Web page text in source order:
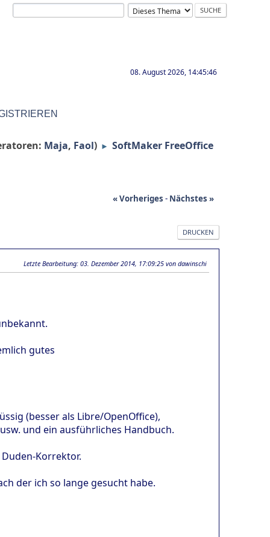
08. August 2026, 14:45:46
Maja, Faol) ► SoftMaker FreeOffice
« Vorheriges - Nächstes »
DRUCKEN
Letzte Bearbeitung: 03. Dezember 2014, 17:09:25 von dawinschi
gutes
(besser als Libre/OpenOffice),
und ein ausführliches Handbuch.
Korrektor.
der ich so lange gesucht habe.